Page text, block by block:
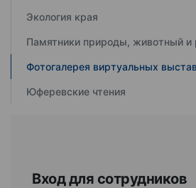
Экология края
Памятники природы, животный и
Фотогалерея виртуальных
Юферевские чтения
Вход для сотрудников